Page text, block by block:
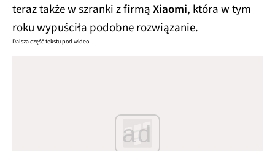
teraz także w szranki z firmąXiaomi, która w tym
roku wypuściła podobne rozwiązanie.
Dalsza część tekstu pod wideo
ad